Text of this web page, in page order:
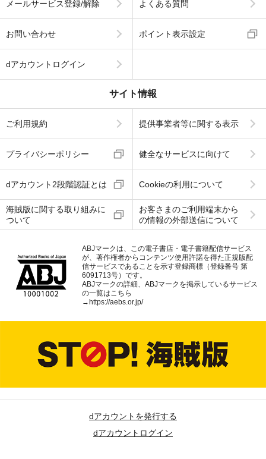
メールサービス登録/解除 よくある質問
お問い合わせ ポイント表示設定
dアカウントログイン
サイト情報
ご利用規約 提供事業者等に関する表示
プライバシーポリシー 健全なサービスに向けて
dアカウント2段階認証とは Cookieの利用について
海賊版に関する取り組みに
ついて
お客さまのご利用端末から
の情報の外部送信について
ABJマークは、この電子書店・電子書籍配信サービス
が、著作権者からコンテンツ使用許諾を得た正規版配
信サービスであることを示す登録商標（登録番号 第
6091713号）です。
ABJマークの詳細、ABJマークを掲示しているサービス
の一覧はこちら
→ https://aebs.or.jp/
dアカウントを発行する
dアカウントログイン